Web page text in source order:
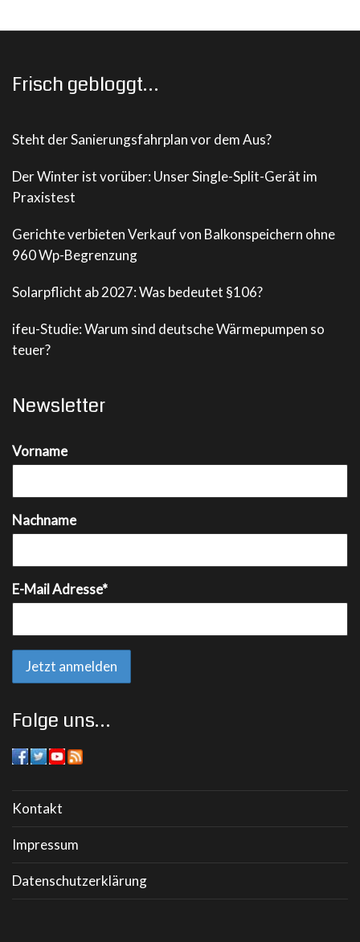
Frisch gebloggt…
Steht der Sanierungsfahrplan vor dem Aus?
Der Winter ist vorüber: Unser Single-Split-Gerät im
Praxistest
Gerichte verbieten Verkauf von Balkonspeichern ohne
960 Wp-Begrenzung
Solarpflicht ab 2027: Was bedeutet §106?
ifeu-Studie: Warum sind deutsche Wärmepumpen so
teuer?
Newsletter
Vorname
Nachname
E-Mail Adresse*
Folge uns…
Kontakt
Impressum
Datenschutzerklärung